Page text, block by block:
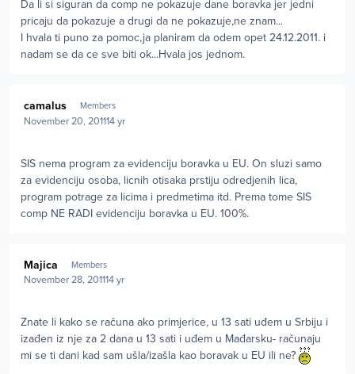
Da li si siguran da comp ne pokazuje dane boravka jer jedni
pricaju da pokazuje a drugi da ne pokazuje,ne znam...
I hvala ti puno za pomoc,ja planiram da odem opet 24.12.2011. i
nadam se da ce sve biti ok...Hvala jos jednom.
camalus Members
November 20, 201114 yr
SIS nema program za evidenciju boravka u EU. On sluzi samo
za evidenciju osoba, licnih otisaka prstiju odredjenih lica,
program potrage za licima i predmetima itd. Prema tome SIS
comp NE RADI evidenciju boravka u EU. 100%.
Majica Members
November 28, 201114 yr
Znate li kako se računa ako primjerice, u 13 sati uđem u Srbiju i
izađen iz nje za 2 dana u 13 sati i uđem u Mađarsku- računaju
mi se ti dani kad sam ušla/izašla kao boravak u EU ili ne?